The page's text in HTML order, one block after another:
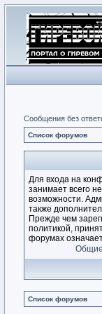
Сообщения без
Список форумов
Для входа на
занимает всего
возможности.
также
Прежде чем
политикой,
форумах
Список форумов